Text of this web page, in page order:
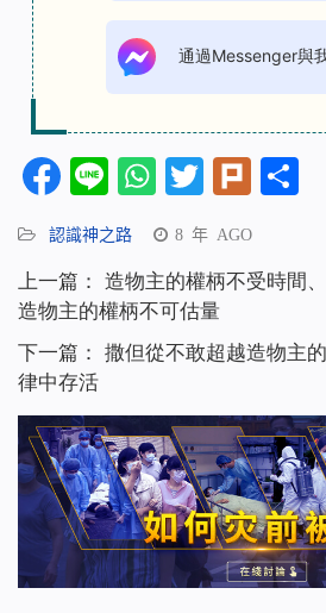
通過Messenger與
Facebook
LineWhatsApp
Twitter
Plurk
認識神之路 8 年 AGO
上一篇： 造物主的權柄不受時間
造物主的權柄不可估量
下一篇： 撒但從不敢超越造物主
律中存活